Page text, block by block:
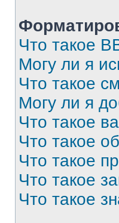
Что такое
Могу ли я
Что такое
Могу ли я
Что такое
Что такое
Что такое
Что такое
Что такое